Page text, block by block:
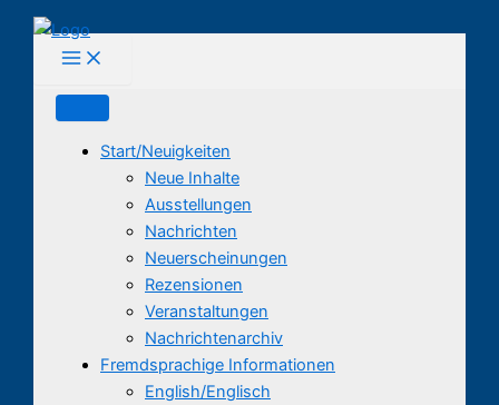
Inhalt
springen
Start/Neuigkeiten
Neue Inhalte
Ausstellungen
Nachrichten
Neuerscheinungen
Rezensionen
Veranstaltungen
Nachrichtenarchiv
Fremdsprachige Informationen
English/Englisch